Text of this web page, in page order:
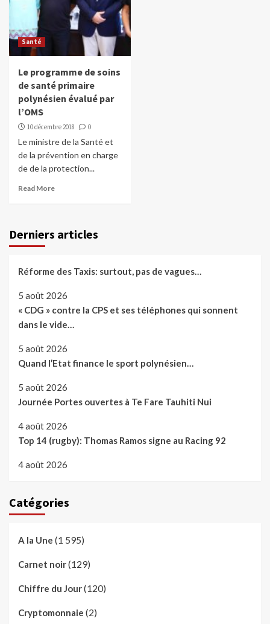
Santé
Le programme de soins
de santé primaire
polynésien évalué par
l’OMS
10 décembre 2018 0
Le ministre de la Santé et
de la prévention en charge
de de la protection...
Read More
Derniers articles
Réforme des Taxis: surtout, pas de vagues…
5 août 2026
« CDG » contre la CPS et ses téléphones qui sonnent
dans le vide…
5 août 2026
Quand l’Etat finance le sport polynésien…
5 août 2026
Journée Portes ouvertes à Te Fare Tauhiti Nui
4 août 2026
Top 14 (rugby): Thomas Ramos signe au Racing 92
4 août 2026
Catégories
A la Une (1 595)
Carnet noir(129)
Chiffre du Jour(120)
Cryptomonnaie (2)